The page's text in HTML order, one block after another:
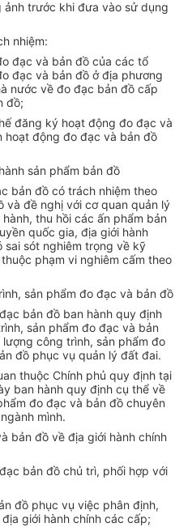
trước khi đưa vào sử dụng
nhiệm:
đạc và bản đồ của các tổ
đạc và bản đồ ở địa phương
nước về đo đạc bản đồ cấp
đồ;
đăng ký hoạt động đo đạc và
hoạt động đo đạc và bản đồ
sản phẩm bản đồ
bản đồ có trách nhiệm theo
và đề nghị với cơ quan quản lý
thu hồi các ấn phẩm bản
quốc gia, địa giới hành
sai sót nghiêm trọng về kỹ
phạm vi nghiêm cấm theo
sản phẩm đo đạc và bản đồ
bản đồ ban hành quy định
sản phẩm đo đạc và bản
công trình, sản phẩm đo
đồ phục vụ quản lý đất đai.
thuộc Chính phủ quy định tại
ban hành quy định cụ thể về
đo đạc và bản đồ chuyên
mình.
bản đồ về địa giới hành chính
bản đồ chủ trì, phối hợp với
đồ phục vụ việc phân định,
giới hành chính các cấp;